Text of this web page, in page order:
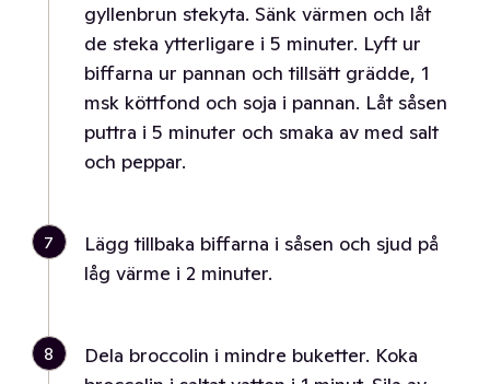
gyllenbrun stekyta. Sänk värmen och låt
de steka ytterligare i 5 minuter. Lyft ur
biffarna ur pannan och tillsätt grädde, 1
msk köttfond och soja i pannan. Låt såsen
puttra i 5 minuter och smaka av med salt
och peppar.
7
Lägg tillbaka biffarna i såsen och sjud på
låg värme i 2 minuter.
8
Dela broccolin i mindre buketter. Koka